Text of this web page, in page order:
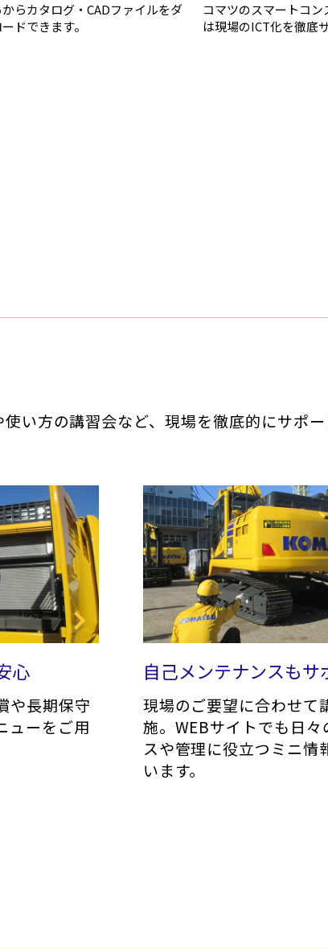
らカタログ・CADファイルをダ
ドできます。
コマツのスマートコ
は現場のICT化を徹底
い方の講習会など、現場を徹底的にサポ
心
や長期保守
ューをご用
自己メンテナンスもサ
現場のご要望に合わせて
施。WEBサイトでも日々
スや管理に役立つミニ情
います。